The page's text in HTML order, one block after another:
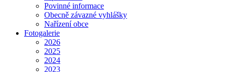
Povinné informace
Obecně závazné vyhlášky
Nařízení obce
Fotogalerie
2026
2025
2024
2023